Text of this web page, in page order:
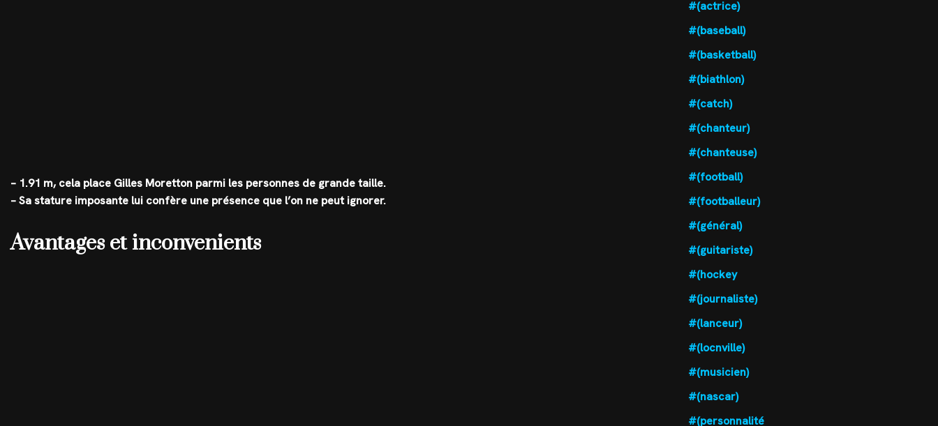
– 1.91 m, cela place Gilles Moretton parmi les personnes de grande taille.
– Sa stature imposante lui confère une présence que l’on ne peut ignorer.
Avantages et inconvenients
#(actrice)
#(baseball)
#(basketball)
#(biathlon)
#(catch)
#(chanteur)
#(chanteuse)
#(football)
#(footballeur)
#(général)
#(guitariste)
#(hockey
#(journaliste)
#(lanceur)
#(locnville)
#(musicien)
#(nascar)
#(personnalité